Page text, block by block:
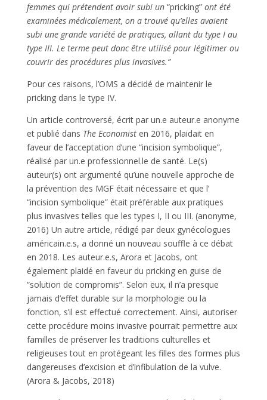
femmes qui prétendent avoir subi un “pricking” ont été
examinées médicalement, on a trouvé qu’elles avaient
subi une grande variété de pratiques, allant du type I au
type III. Le terme peut donc être utilisé pour légitimer ou
couvrir des procédures plus invasives.”
Pour ces raisons, l’OMS a décidé de maintenir le
pricking dans le type IV.
Un article controversé, écrit par un.e auteur.e anonyme
et publié dans The Economisten 2016, plaidait en
faveur de l’acceptation d’une “incision symbolique”,
réalisé par un.e professionnel.le de santé. Le(s)
auteur(s) ont argumenté qu’une nouvelle approche de
la prévention des MGF était nécessaire et que l’
“incision symbolique” était préférable aux pratiques
plus invasives telles que les types I, II ou III. (anonyme,
2016) Un autre article, rédigé par deux gynécologues
américain.e.s, a donné un nouveau souffle à ce débat
en 2018. Les auteur.e.s, Arora et Jacobs, ont
également plaidé en faveur du pricking en guise de
“solution de compromis”. Selon eux, il n’a presque
jamais d’effet durable sur la morphologie ou la
fonction, s’il est effectué correctement. Ainsi, autoriser
cette procédure moins invasive pourrait permettre aux
familles de préserver les traditions culturelles et
religieuses tout en protégeant les filles des formes plus
dangereuses d’excision et d’infibulation de la vulve.
(Arora & Jacobs, 2018)